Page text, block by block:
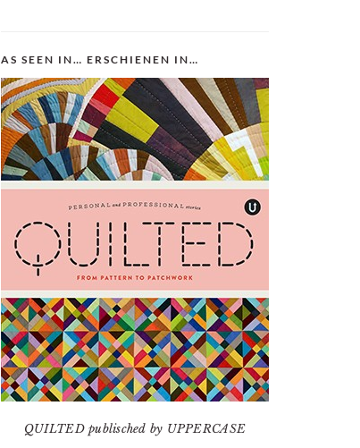
AS SEEN IN… ERSCHIENEN IN…
QUILTED publisched by UPPERCASE